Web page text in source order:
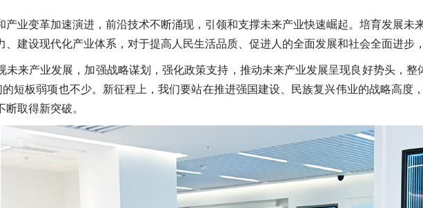
产业变革加速演进，前沿技术不断涌现，引领和支撑未来产业快速崛起。培育发展
、建设现代化产业体系，对于提高人民生活品质、促进人的全面发展和社会全面进步
未来产业发展，加强战略谋划，强化政策支持，推动未来产业发展呈现良好势头，整
的短板弱项也不少。新征程上，我们要站在推进强国建设、民族复兴伟业的战略高
取得新突破。